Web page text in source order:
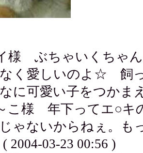
様 ぶちゃいくちゃ
く愛しいのよ☆ 飼
に可愛い子をつかま
こ様 年下ってエ○キ
ゃないからねぇ。も
2004-03-23 00:56 )